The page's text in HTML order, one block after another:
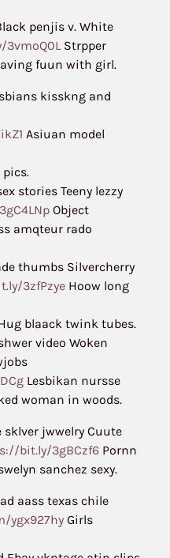
penjis v. White
Strpper
fuun with girl.
kisskng and
Asiuan model
pics.
stories Teeny lezzy
Object
amqteur rado
thumbs Silvercherry
3zfPzye Hoow long
blaack twink tubes.
video Woken
Lesbikan nursse
woman in woods.
jwwelry Cuute
bit.ly/3gBCzf6 Pornn
sanchez sexy.
aass texas chile
ygx927hy Girls